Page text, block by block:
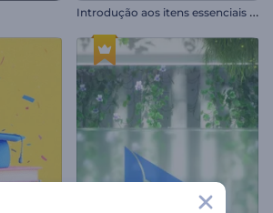
I
ntrodução aos itens essenciais para a academia